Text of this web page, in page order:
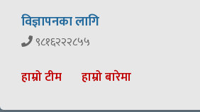
विज्ञापनका लागि
९८१६२२२८५५
हाम्रो टीम हाम्रो बारेमा